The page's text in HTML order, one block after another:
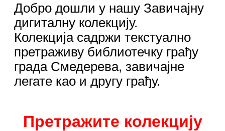
Добро дошли у нашу Завичајну
дигиталну колекцију.
Колекција садржи текстуално
претраживу библиотечку грађу
града Смедерева, завичајне
легате као и другу грађу.
Претражите колекцију